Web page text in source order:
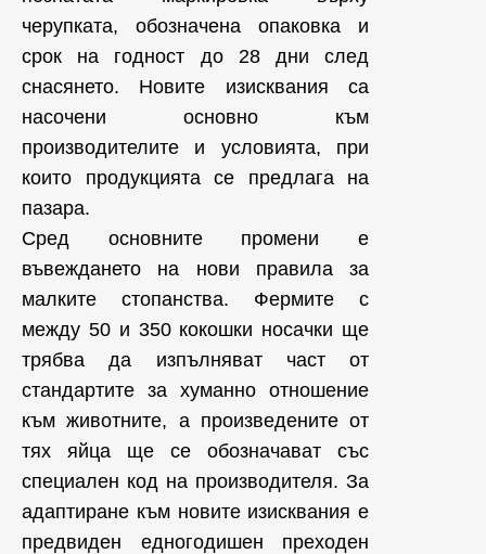
черупката, обозначена опаковка и
срок на годност до 28 дни след
снасянето. Новите изисквания са
насочени основно към
производителите и условията, при
които продукцията се предлага на
пазара.
Сред основните промени е
въвеждането на нови правила за
малките стопанства. Фермите с
между 50 и 350 кокошки носачки ще
трябва да изпълняват част от
стандартите за хуманно отношение
към животните, а произведените от
тях яйца ще се обозначават със
специален код на производителя. За
адаптиране към новите изисквания е
предвиден едногодишен преходен